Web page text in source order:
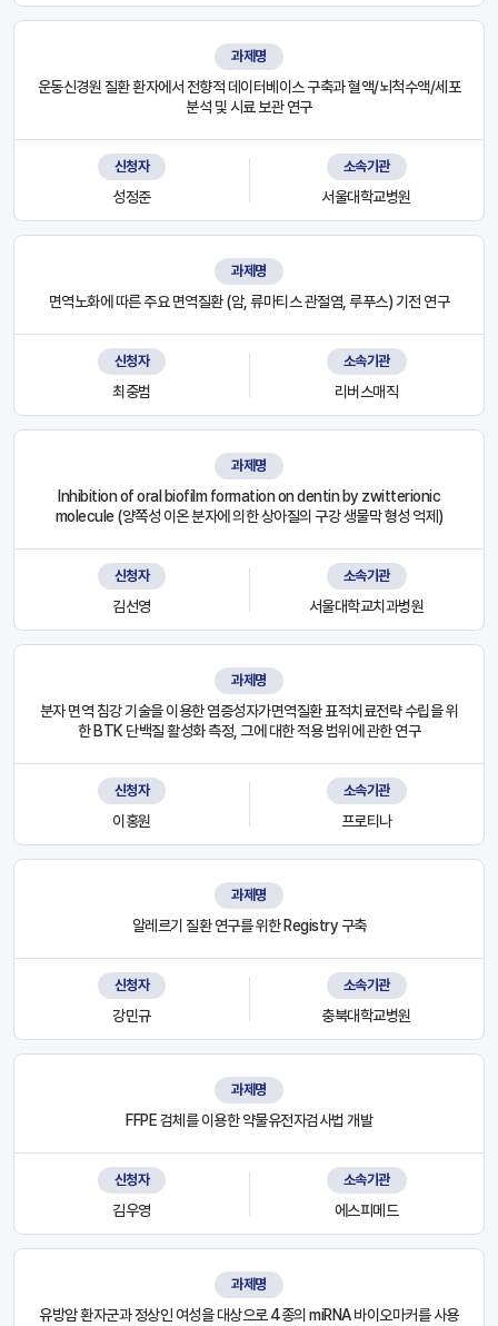
과제명
운동신경원 질환 환자에서 전향적 데이터베이스 구축과 혈액/뇌척수액/세포
분석 및 시료 보관 연구
신청자
성정준
소속기관
서울대학교병원
과제명
면역노화에 따른 주요 면역질환 (암, 류마티스 관절염, 루푸스) 기전 연구
신청자
최중범
소속기관
리버스매직
과제명
Inhibition of oral biofilm formation on dentin by zwitterionic
molecule (양쪽성 이온 분자에 의한 상아질의 구강 생물막 형성 억제)
신청자
김선영
소속기관
서울대학교치과병원
과제명
분자 면역 침강 기술을 이용한 염증성자가면역질환 표적치료전략 수립을 위
한 BTK 단백질 활성화 측정, 그에 대한 적용 범위에 관한 연구
신청자
이홍원
소속기관
프로티나
과제명
알레르기 질환 연구를 위한 Registry 구축
신청자
강민규
소속기관
충북대학교병원
과제명
FFPE 검체를 이용한 약물유전자검사법 개발
신청자
김우영
소속기관
에스피메드
과제명
유방암 환자군과 정상인 여성을 대상으로 4종의 miRNA 바이오마커를 사용